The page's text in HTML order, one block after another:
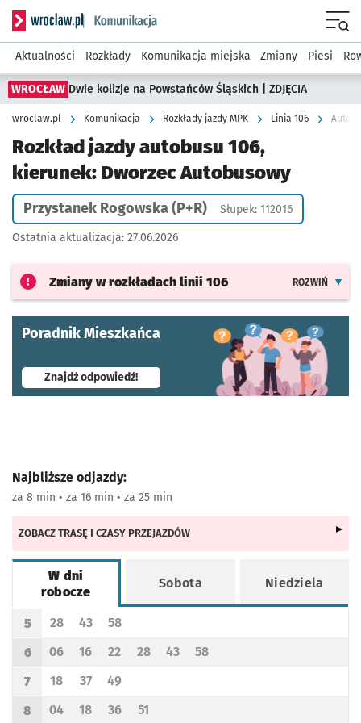
Serwis informacyjny wroclaw.pl podserwis: Komunikacja
Aktualności Rozkłady Komunikacja miejska Zmiany Piesi
WROCŁAW Dwie kolizje na Powstańców Śląskich | ZDJĘCIA
wroclaw.pl Komunikacja Rozkłady jazdy MPK Linia 106
Rozkład jazdy autobusu 106,
kierunek: Dworzec Autobusowy
Przystanek Rogowska (P+R) Słupek: 112016
Ostatnia aktualizacja: 27.06.2026
Zmiany w rozkładach linii 106 ROZWIŃ
Poradnik Mieszkańca
Znajdź odpowiedź!- otworzy się w nowej karcie
Najbliższe odjazdy:
za 8 min • za 16 min • za 25 min
ZOBACZ TRASĘ I CZASY PRZEJAZDÓW
W dni
robocze
Sobota Niedziela
Rozkład jazdy -
W dni robocze
Godzina odjazdu
5
Odjazd
28
minut po godzinie 5
Odjazd
43
minut po godzinie 5
Odjazd
58
minut po godzinie 5
Godzina odjazdu
6
Odjazd
06
minut po godzinie 6
Odjazd
16
minut po godzinie 6
Odjazd
22
minut po godzinie 6
Odjazd
28
minut po godzinie 6
Odjazd
43
minut po godzinie 6
Odjazd
58
minut po godzinie 6
Godzina odjazdu
7
Odjazd
18
minut po godzinie 7
Odjazd
37
minut po godzinie 7
Odjazd
49
minut po godzinie 7
Godzina odjazdu
8
Odjazd
04
minut po godzinie 8
Odjazd
18
minut po godzinie 8
Odjazd
36
minut po godzinie 8
Odjazd
51
minut po godzinie 8